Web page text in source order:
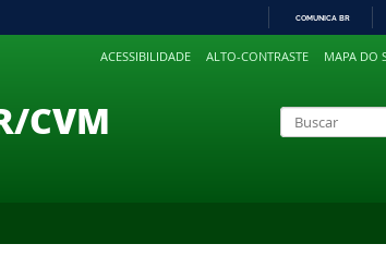
PARA
COMUNICA BR
ACESSIBILIDADE ALTO-CONTRASTE MAPA DO
CVM